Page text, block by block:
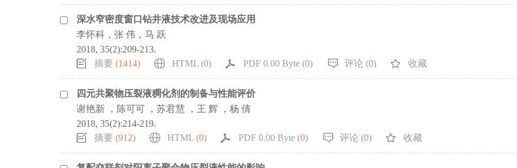
深水窄密度窗口钻井液技术改进及现场应用
李怀科，张 伟，马 跃
2018, 35(2):209-213.
摘要 (1414) HTML (0) PDF 0.00 Byte (0) 评论 (0) 收藏
四元共聚物压裂液稠化剂的制备与性能评价
谢艳新 ，陈可可 ，苏君慧 ，王 辉 ，杨 倩
2018, 35(2):214-219.
摘要 (912) HTML (0) PDF 0.00 Byte (0) 评论 (0) 收藏